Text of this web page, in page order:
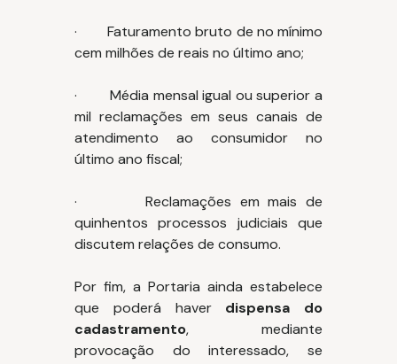
· Faturamento bruto de no mínimo
cem milhões de reais no último ano;
· Média mensal igual ou superior a
mil reclamações em seus canais de
atendimento ao consumidor no
último ano fiscal;
· Reclamações em mais de
quinhentos processos judiciais que
discutem relações de consumo.
Por fim, a Portaria ainda estabelece
que poderá haver dispensa do
cadastramento, mediante
provocação do interessado, se